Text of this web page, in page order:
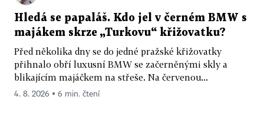
Hledá se papaláš. Kdo jel v černém BMW s
majákem skrze „Turkovu“ křižovatku?
Před několika dny se do jedné pražské křižovatky
přihnalo obří luxusní BMW se začerněnými skly a
blikajícím majáčkem na střeše. Na červenou...
4. 8. 2026 ▪ 6 min. čtení